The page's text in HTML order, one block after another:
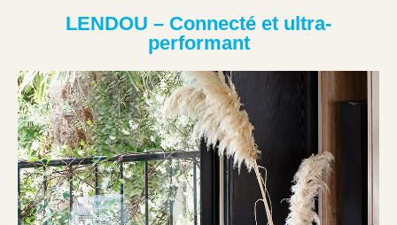
LENDOU – Connecté et ultra-
performant